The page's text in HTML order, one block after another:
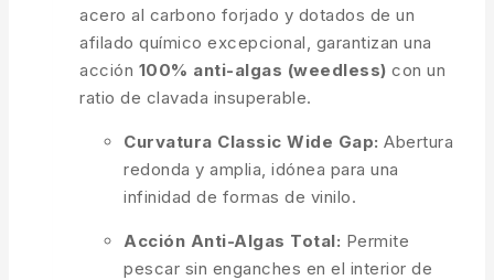
acero al carbono forjado y dotados de un
afilado químico excepcional, garantizan una
acción 100% anti-algas (weedless) con un
ratio de clavada insuperable.
Curvatura Classic Wide Gap: Abertura
redonda y amplia, idónea para una
infinidad de formas de vinilo.
Acción Anti-Algas Total: Permite
pescar sin enganches en el interior de